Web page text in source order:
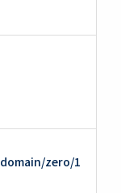
zero/1